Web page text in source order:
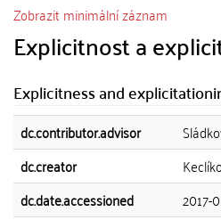
Zobrazit minimální záznam
Explicitnost a
Explicitness and
dc.contributor.advisor
dc.creator
dc.date.accessioned
2017-